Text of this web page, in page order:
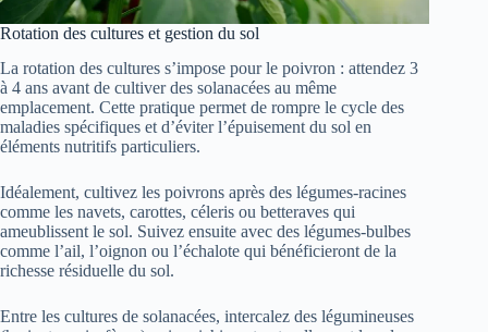
Rotation des cultures et gestion du sol
La rotation des cultures s’impose pour le poivron : attendez 3
à 4 ans avant de cultiver des solanacées au même
emplacement. Cette pratique permet de rompre le cycle des
maladies spécifiques et d’éviter l’épuisement du sol en
éléments nutritifs particuliers.
Idéalement, cultivez les poivrons après des légumes-racines
comme les navets, carottes, céleris ou betteraves qui
ameublissent le sol. Suivez ensuite avec des légumes-bulbes
comme l’ail, l’oignon ou l’échalote qui bénéficieront de la
richesse résiduelle du sol.
Entre les cultures de solanacées, intercalez des légumineuses